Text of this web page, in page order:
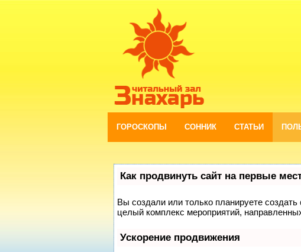
ГОРОСКОПЫ СОННИК СТАТЬИ
Как продвинуть сайт на первые
Вы создали или только планируете создать
целый комплекс мероприятий,
Ускорение продвижения